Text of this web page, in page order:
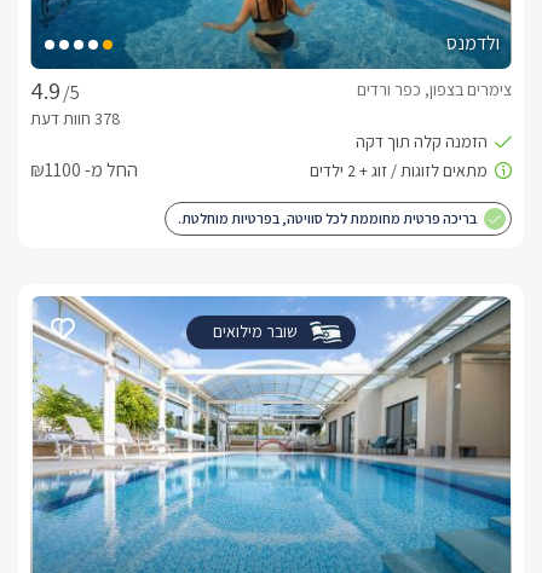
ולדמנס
/5
צימרים בצפון, כפר ורדים
החל מ- ₪1100
בריכה פרטית מחוממת לכל סוויטה, בפרטיות מוחלטת.
שובר מילואים